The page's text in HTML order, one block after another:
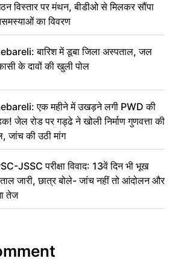
विस्तार पर मंथन, बीडीओ से मिलकर सौंपा
का विवरण
बारिश में डूबा जिला अस्पताल, जल
के दावों की खुली पोल
एक महीने में उखड़ने लगी PWD की
जेल रोड पर गड्ढे ने खोली निर्माण गुणवत्ता की
जांच की उठी मांग
JSSC परीक्षा विवाद: 13वें दिन भी भूख
जारी, छात्र बोले- जांच नहीं तो आंदोलन और
तेज